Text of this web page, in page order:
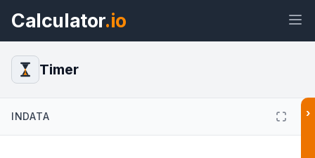
Calculator.io
Timer
INDATA ›